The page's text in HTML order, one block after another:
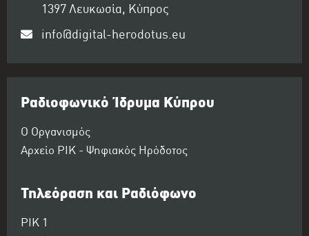
1397 Λευκωσία, Κύπρος
info@digital-herodotus.eu
Ραδιοφωνικό Ίδρυμα Κύπρου
Ο Οργανισμός
Αρχείο ΡΙΚ - Ψηφιακός Ηρόδοτος
Τηλεόραση και Ραδιόφωνο
ΡΙΚ 1